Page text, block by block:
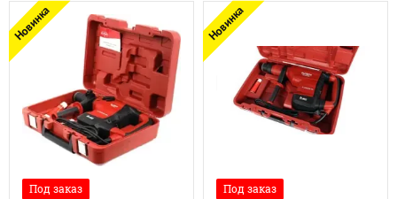
Новинка
Под заказ
Новинка
Под заказ